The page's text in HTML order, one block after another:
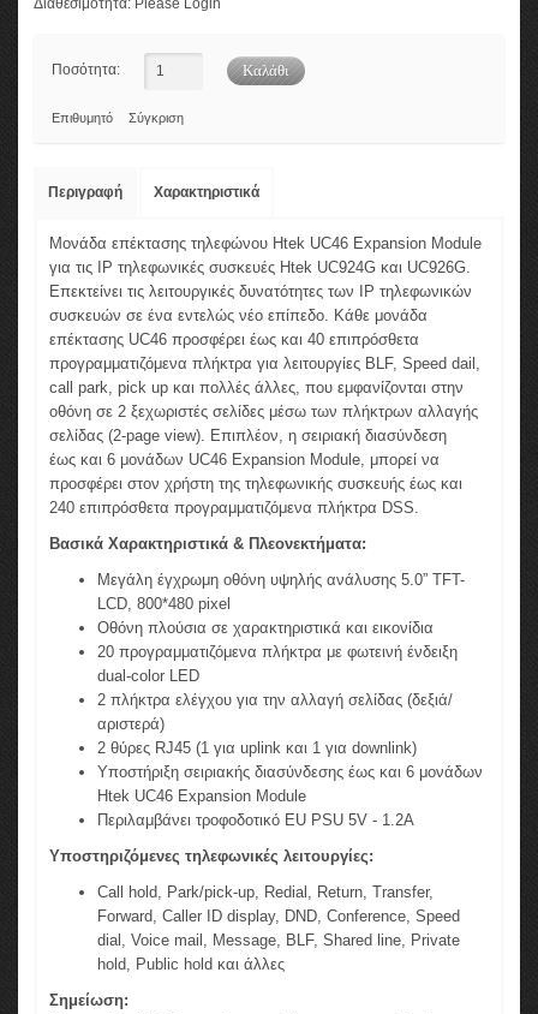
Διαθεσιμότητα: Please Login
Ποσότητα:
Επιθυμητό Σύγκριση
Περιγραφή Χαρακτηριστικά
Μονάδα επέκτασης τηλεφώνου Htek UC46 Expansion Module
για τις IP τηλεφωνικές συσκευές Htek UC924G και UC926G.
Επεκτείνει τις λειτουργικές δυνατότητες των IP τηλεφωνικών
συσκευών σε ένα εντελώς νέο επίπεδο. Κάθε μονάδα
επέκτασης UC46 προσφέρει έως και 40 επιπρόσθετα
προγραμματιζόμενα πλήκτρα για λειτουργίες BLF, Speed dail,
call park, pick up και πολλές άλλες, που εμφανίζονται στην
οθόνη σε 2 ξεχωριστές σελίδες μέσω των πλήκτρων αλλαγής
σελίδας (2-page view). Επιπλέον, η σειριακή διασύνδεση
έως και 6 μονάδων UC46 Expansion Module, μπορεί να
προσφέρει στον χρήστη της τηλεφωνικής συσκευής έως και
240 επιπρόσθετα προγραμματιζόμενα πλήκτρα DSS.
Βασικά Χαρακτηριστικά & Πλεονεκτήματα:
Μεγάλη έγχρωμη οθόνη υψηλής ανάλυσης 5.0” TFT-
LCD, 800*480 pixel
Οθόνη πλούσια σε χαρακτηριστικά και εικονίδια
20 προγραμματιζόμενα πλήκτρα με φωτεινή ένδειξη
dual-color LED
2 πλήκτρα ελέγχου για την αλλαγή σελίδας (δεξιά/
αριστερά)
2 θύρες RJ45 (1 για uplink και 1 για downlink)
Υποστήριξη σειριακής διασύνδεσης έως και 6 μονάδων
Htek UC46 Expansion Module
Περιλαμβάνει τροφοδοτικό EU PSU 5V - 1.2A
Υποστηριζόμενες τηλεφωνικές λειτουργίες:
Call hold, Park/pick-up, Redial, Return, Transfer,
Forward, Caller ID display, DND, Conference, Speed
dial, Voice mail, Message, BLF, Shared line, Private
hold, Public hold και άλλες
Σημείωση: